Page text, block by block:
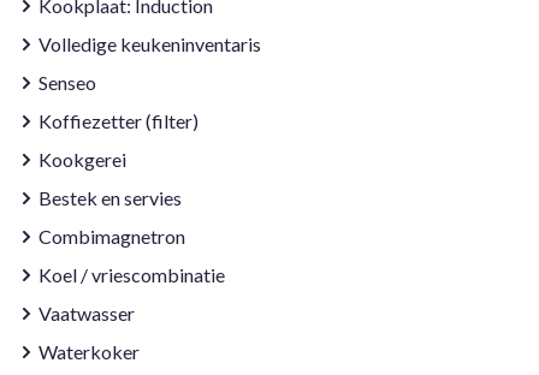
Kookplaat: Induction
Volledige keukeninventaris
Senseo
Koffiezetter (filter)
Kookgerei
Bestek en servies
Combimagnetron
Koel / vriescombinatie
Vaatwasser
Waterkoker